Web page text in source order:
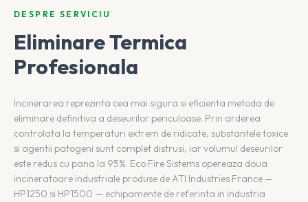
DESPRE SERVICIU
Eliminare Termica
Profesionala
Incinerarea reprezinta cea mai sigura si eficienta metoda de
eliminare definitiva a deseurilor periculoase. Prin arderea
controlata la temperaturi extrem de ridicate, substantele toxice
si agentii patogeni sunt complet distrusi, iar volumul deseurilor
este redus cu pana la 95%. Eco Fire Sistems opereaza doua
incineratoare industriale produse de ATI Industries France —
HP1250 si HP1500 — echipamente de referinta in industria